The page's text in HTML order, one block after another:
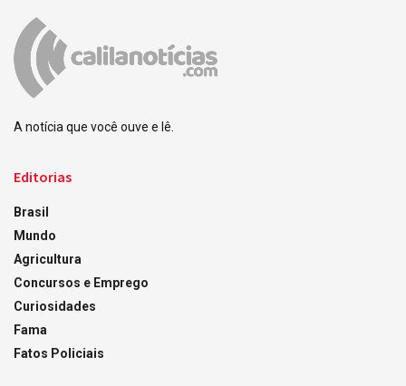
A notícia que você ouve e lê.
Editorias
Brasil
Mundo
Agricultura
Concursos e Emprego
Curiosidades
Fama
Fatos Policiais